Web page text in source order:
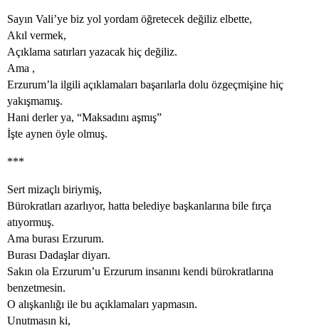
Sayın Vali’ye biz yol yordam öğretecek değiliz elbette,
Akıl vermek,
Açıklama satırları yazacak hiç değiliz.
Ama ,
Erzurum’la ilgili açıklamaları başarılarla dolu özgeçmişine hiç
yakışmamış.
Hani derler ya, “Maksadını aşmış”
İşte aynen öyle olmuş.
***
Sert mizaçlı biriymiş,
Bürokratları azarlıyor, hatta belediye başkanlarına bile fırça
atıyormuş.
Ama burası Erzurum.
Burası Dadaşlar diyarı.
Sakın ola Erzurum’u Erzurum insanını kendi bürokratlarına
benzetmesin.
O alışkanlığı ile bu açıklamaları yapmasın.
Unutmasın ki,